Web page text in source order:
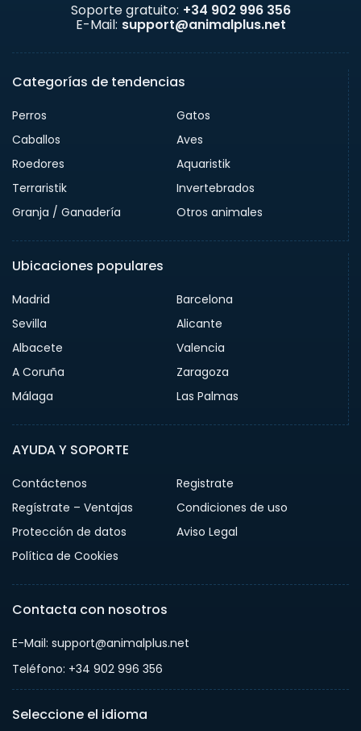
Soporte gratuito: +34 902 996 356
E-Mail: support@animalplus.net
Categorías de tendencias
Perros
Gatos
Caballos
Aves
Roedores
Aquaristik
Terraristik
Invertebrados
Granja / Ganadería
Otros animales
Ubicaciones populares
Madrid
Barcelona
Sevilla
Alicante
Albacete
Valencia
A Coruña
Zaragoza
Málaga
Las Palmas
AYUDA Y SOPORTE
Contáctenos
Registrate
Regístrate – Ventajas
Condiciones de uso
Protección de datos
Aviso Legal
Política de Cookies
Contacta con nosotros
E-Mail: support@animalplus.net
Teléfono: +34 902 996 356
Seleccione el idioma